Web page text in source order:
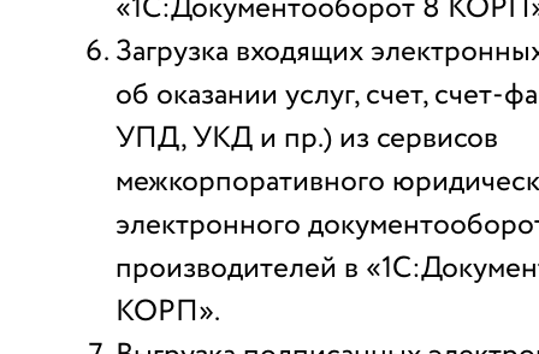
Загрузка входящих
об оказании услуг, счет, счет-
УПД, УКД и пр.) из сервисов
межкорпоративного
электронного
производителей в
КОРП».